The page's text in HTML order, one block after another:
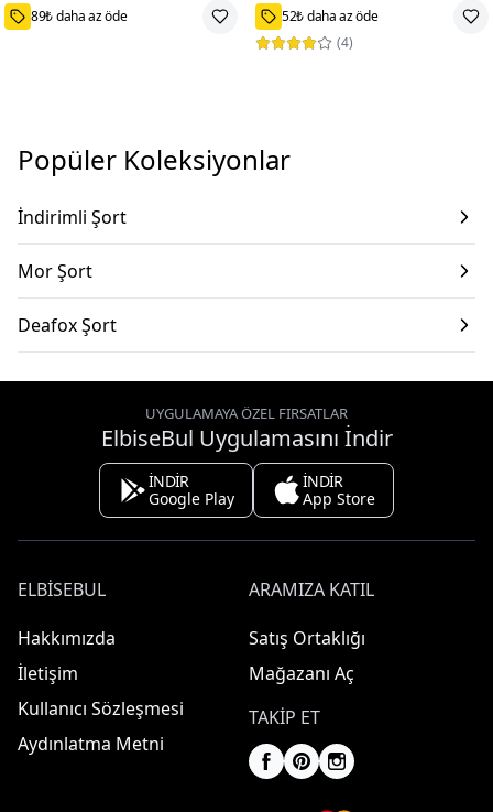
89₺ daha az öde
52₺ daha az öde
(4)
Popüler Koleksiyonlar
İndirimli Şort
Mor Şort
Deafox Şort
UYGULAMAYA ÖZEL FIRSATLAR
ElbiseBul Uygulamasını İndir
İNDİR
Google Play
İNDİR
App Store
ELBISEBUL
Hakkımızda
İletişim
Kullanıcı Sözleşmesi
Aydınlatma Metni
ARAMIZA KATIL
Satış Ortaklığı
Mağazanı Aç
TAKIP ET